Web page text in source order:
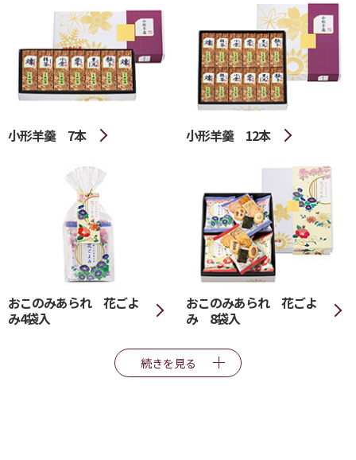
小形羊羹 7本 小形羊羹 12本
おこのみあられ 花ごよ
み4袋入
おこのみあられ 花ごよ
み 8袋入
続きを見る